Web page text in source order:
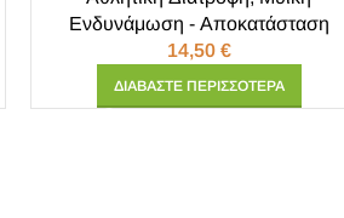
Ενδυνάμωση - Αποκατάσταση
14,50 €
ΔΙΑΒΆΣΤΕ ΠΕΡΙΣΣΌΤΕΡΑ